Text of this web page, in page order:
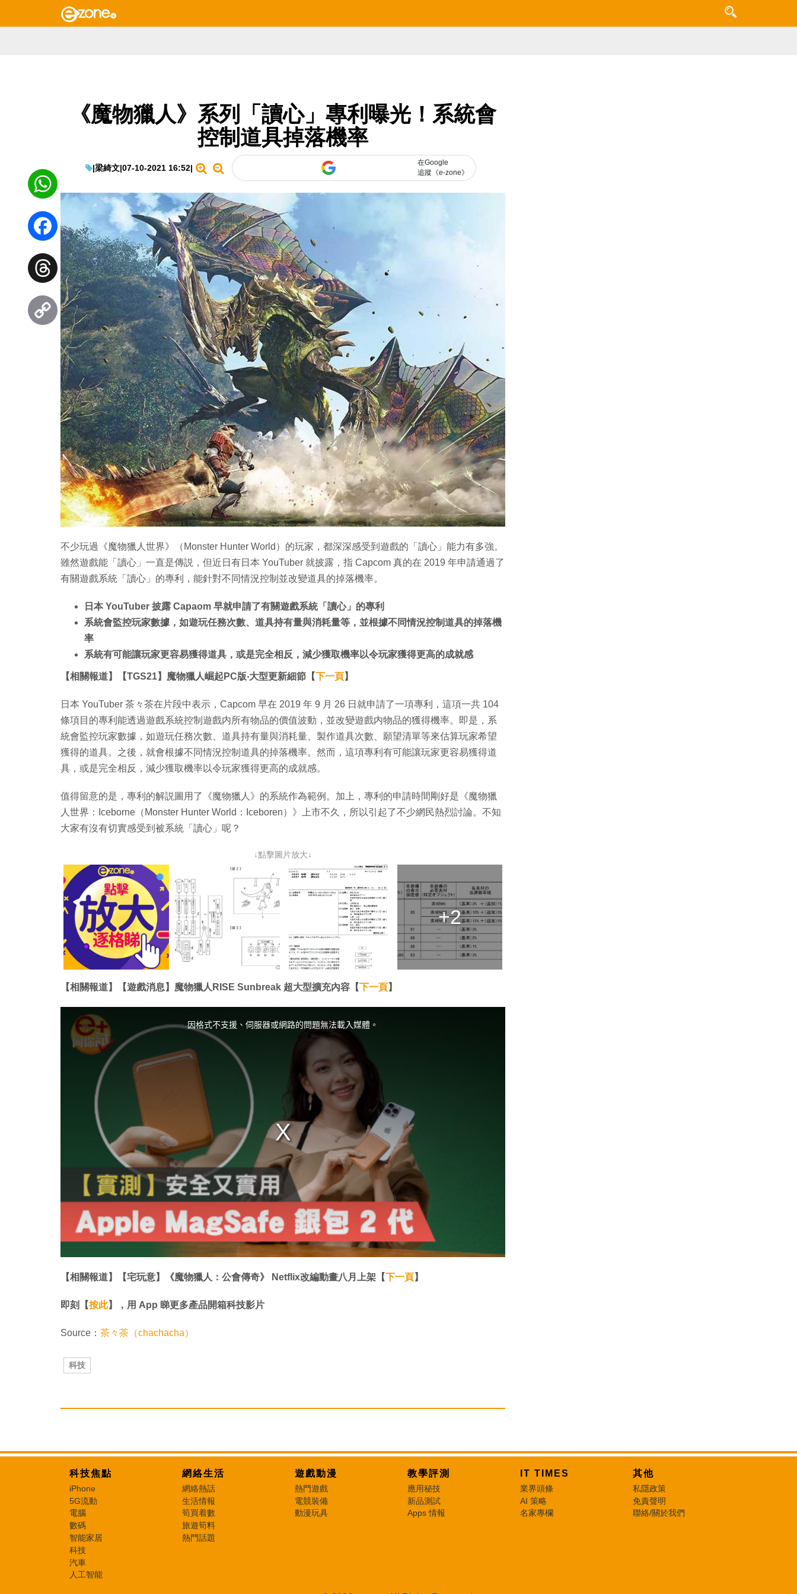
《魔物獵人》系列「讀心」專利曝光！系統會
控制道具掉落機率
|梁綺文|07-10-2021 16:52|
在Google
追蹤《e-zone》
不少玩過《魔物獵人世界》（Monster Hunter World）的玩家，都深深感受到遊戲的「讀心」能力有多強。
雖然遊戲能「讀心」一直是傳説，但近日有日本 YouTuber 就披露，指 Capcom 真的在 2019 年申請通過了
有關遊戲系統「讀心」的專利，能針對不同情況控制並改變道具的掉落機率。
日本 YouTuber 披露 Capaom 早就申請了有關遊戲系統「讀心」的專利
系統會監控玩家數據，如遊玩任務次數、道具持有量與消耗量等，並根據不同情況控制道具的掉落機
率
系統有可能讓玩家更容易獲得道具，或是完全相反，減少獲取機率以令玩家獲得更高的成就感
【相關報道】【TGS21】魔物獵人崛起PC版‧大型更新細節【下一頁】
日本 YouTuber 茶々茶在片段中表示，Capcom 早在 2019 年 9 月 26 日就申請了一項專利，這項一共 104
條項目的專利能透過遊戲系統控制遊戲内所有物品的價值波動，並改變遊戲内物品的獲得機率。即是，系
統會監控玩家數據，如遊玩任務次數、道具持有量與消耗量、製作道具次數、願望清單等來估算玩家希望
獲得的道具。之後，就會根據不同情況控制道具的掉落機率。然而，這項專利有可能讓玩家更容易獲得道
具，或是完全相反，減少獲取機率以令玩家獲得更高的成就感。
值得留意的是，專利的解説圖用了《魔物獵人》的系統作為範例。加上，專利的申請時間剛好是《魔物獵
人世界：Iceborne（Monster Hunter World：Iceboren）》上市不久，所以引起了不少網民熱烈討論。不知
大家有沒有切實感受到被系統「讀心」呢？
↓點擊圖片放大↓
+2
【相關報道】【遊戲消息】魔物獵人RISE Sunbreak 超大型擴充內容【下一頁】
因格式不支援、伺服器或網路的問題無法載入媒體。
【相關報道】【宅玩意】《魔物獵人：公會傳奇》 Netflix改編動畫八月上架【下一頁】
即刻【按此】，用 App 睇更多產品開箱科技影片
Source： 茶々茶（chachacha）
科技
WhatsApp
Facebook
Threads
Copy
Link
科技焦點
iPhone
5G流動
電腦
數碼
智能家居
科技
汽車
人工智能
網絡生活
網絡熱話
生活情報
筍買着數
旅遊筍料
熱門話題
遊戲動漫
熱門遊戲
電競裝備
動漫玩具
教學評測
應用秘技
新品測試
Apps 情報
IT TIMES
業界頭條
AI 策略
名家專欄
其他
私隱政策
免責聲明
聯絡/關於我們